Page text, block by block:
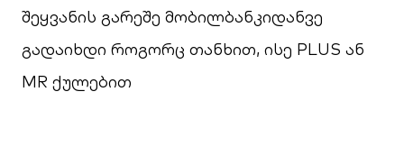
შეყვანის გარეშე მობილბანკიდანვე
გადაიხდი როგორც თანხით, ისე PLUS ან
MR ქულებით